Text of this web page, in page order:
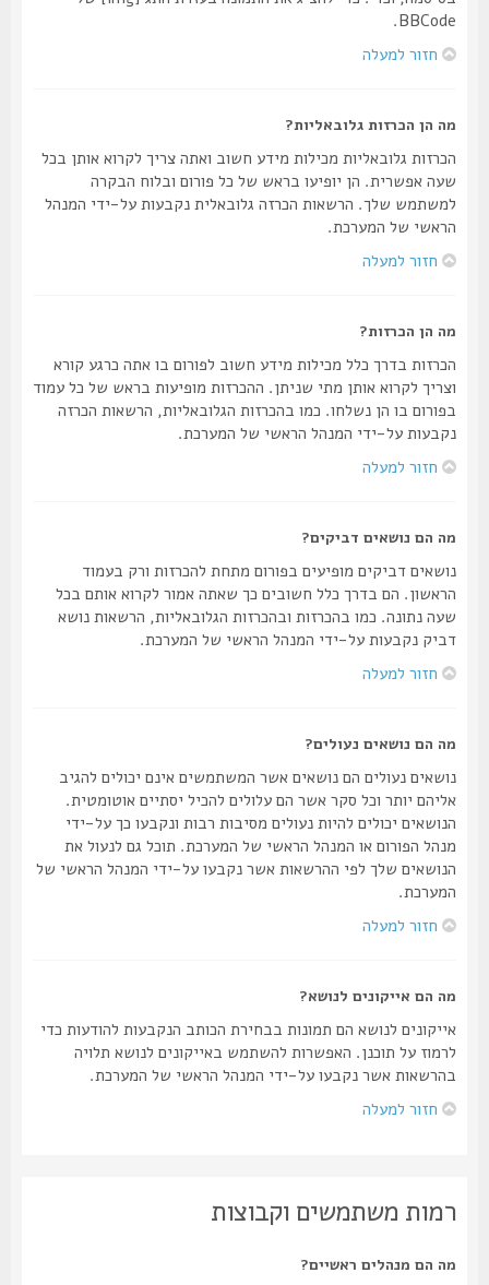
BBCode.
חזור למעלה
מה הן הכרזות גלובאליות?
הכרזות גלובאליות מכילות מידע חשוב ואתה צריך לקרוא אותן בכל
שעה אפשרית. הן יופיעו בראש של כל פורום ובלוח הבקרה
למשתמש שלך. הרשאות הכרזה גלובאלית נקבעות על-ידי המנהל
הראשי של המערכת.
חזור למעלה
מה הן הכרזות?
הכרזות בדרך כלל מכילות מידע חשוב לפורום בו אתה כרגע קורא
וצריך לקרוא אותן מתי שניתן. ההכרזות מופיעות בראש של כל עמוד
בפורום בו הן נשלחו. כמו בהכרזות הגלובאליות, הרשאות הכרזה
נקבעות על-ידי המנהל הראשי של המערכת.
חזור למעלה
מה הם נושאים דביקים?
נושאים דביקים מופיעים בפורום מתחת להכרזות ורק בעמוד
הראשון. הם בדרך כלל חשובים כך שאתה אמור לקרוא אותם בכל
שעה נתונה. כמו בהכרזות ובהכרזות הגלובאליות, הרשאות נושא
דביק נקבעות על-ידי המנהל הראשי של המערכת.
חזור למעלה
מה הם נושאים נעולים?
נושאים נעולים הם נושאים אשר המשתמשים אינם יכולים להגיב
אליהם יותר וכל סקר אשר הם עלולים להכיל יסתיים אוטומטית.
הנושאים יכולים להיות נעולים מסיבות רבות ונקבעו כך על-ידי
מנהל הפורום או המנהל הראשי של המערכת. תוכל גם לנעול את
הנושאים שלך לפי ההרשאות אשר נקבעו על-ידי המנהל הראשי של
המערכת.
חזור למעלה
מה הם אייקונים לנושא?
אייקונים לנושא הם תמונות בבחירת הכותב הנקבעות להודעות כדי
לרמוז על תוכנן. האפשרות להשתמש באייקונים לנושא תלויה
בהרשאות אשר נקבעו על-ידי המנהל הראשי של המערכת.
חזור למעלה
רמות משתמשים וקבוצות
מה הם מנהלים ראשיים?